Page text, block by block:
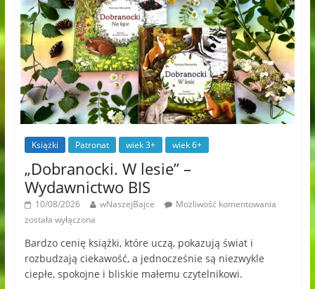
Książki Patronat wiek 3+ wiek 6+
„Dobranocki. W lesie” –
Wydawnictwo BIS
10/08/2026 wNaszejBajce
Możliwość komentowania
została wyłączona
Bardzo cenię książki, które uczą, pokazują świat i
rozbudzają ciekawość, a jednocześnie są niezwykle
ciepłe, spokojne i bliskie małemu czytelnikowi.